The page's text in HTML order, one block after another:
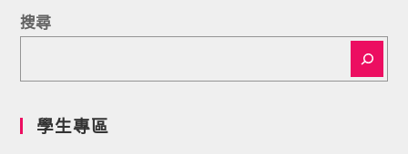
搜尋
學生專區